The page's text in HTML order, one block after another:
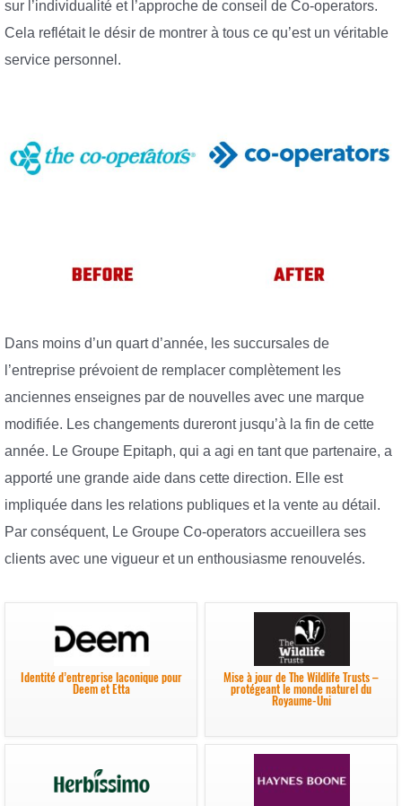
sur l’individualité et l’approche de conseil de Co-operators.
Cela reflétait le désir de montrer à tous ce qu’est un véritable
service personnel.
Dans moins d’un quart d’année, les succursales de
l’entreprise prévoient de remplacer complètement les
anciennes enseignes par de nouvelles avec une marque
modifiée. Les changements dureront jusqu’à la fin de cette
année. Le Groupe Epitaph, qui a agi en tant que partenaire, a
apporté une grande aide dans cette direction. Elle est
impliquée dans les relations publiques et la vente au détail.
Par conséquent, Le Groupe Co-operators accueillera ses
clients avec une vigueur et un enthousiasme renouvelés.
Identité d’entreprise laconique pour
Deem et Etta
Mise à jour de The Wildlife Trusts –
protégeant le monde naturel du
Royaume-Uni